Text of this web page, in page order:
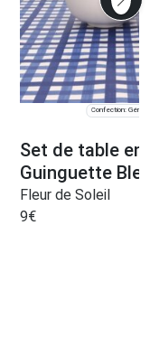
Confection:
Set de table
Guinguette
Fleur de Soleil
9€